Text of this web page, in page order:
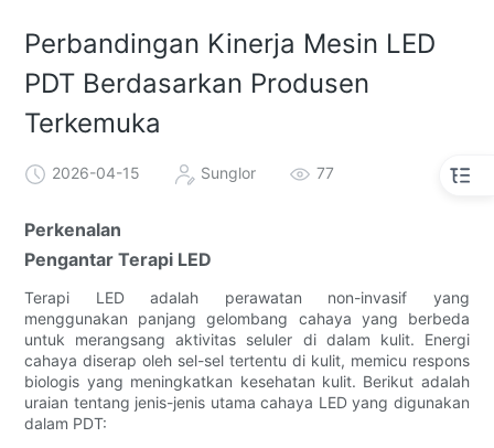
Perbandingan Kinerja Mesin LED
PDT Berdasarkan Produsen
Terkemuka
2026-04-15 Sunglor 77
Perkenalan
Pengantar Terapi LED
Terapi LED adalah perawatan non-invasif yang
menggunakan panjang gelombang cahaya yang berbeda
untuk merangsang aktivitas seluler di dalam kulit. Energi
cahaya diserap oleh sel-sel tertentu di kulit, memicu respons
biologis yang meningkatkan kesehatan kulit. Berikut adalah
uraian tentang jenis-jenis utama cahaya LED yang digunakan
dalam PDT: